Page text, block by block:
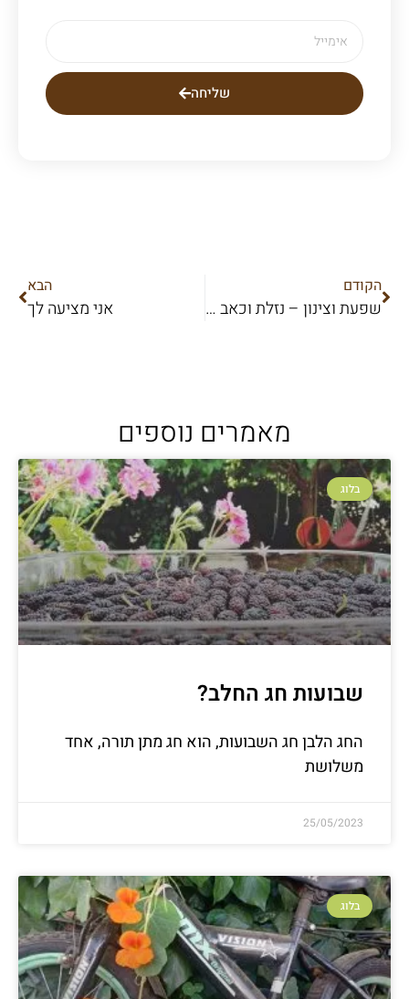
שליחה
הקודם
שפעת וצינון – נזלת וכאב גרון
הבא
אני מציעה לך
מאמרים נוספים
בלוג
שבועות חג החלב?
החג הלבן חג השבועות, הוא חג מתן תורה, אחד
משלושת
25/05/2023
בלוג